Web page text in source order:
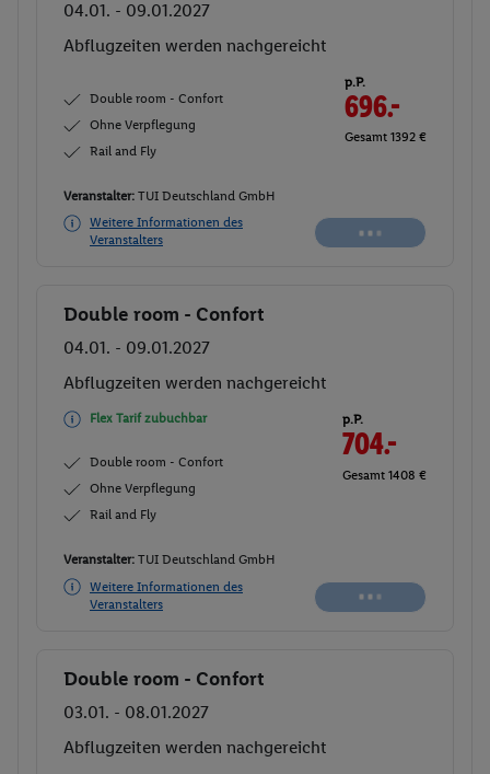
04.01. - 09.01.2027
Abflugzeiten werden nachgereicht
Double room - Confort
Ohne Verpflegung
Rail and Fly
p.P.
696.-
Gesamt 1392 €
Veranstalter: TUI Deutschland GmbH
Weitere Informationen des
Veranstalters
Buchen
Double room - Confort
04.01. - 09.01.2027
Abflugzeiten werden nachgereicht
Flex Tarif zubuchbar
Double room - Confort
Ohne Verpflegung
Rail and Fly
p.P.
704.-
Gesamt 1408 €
Veranstalter: TUI Deutschland GmbH
Weitere Informationen des
Veranstalters
Buchen
Double room - Confort
03.01. - 08.01.2027
Abflugzeiten werden nachgereicht